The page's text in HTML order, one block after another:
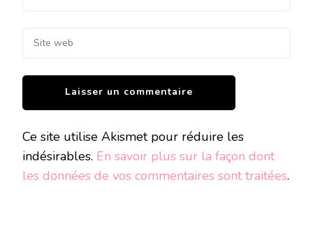
Ce site utilise Akismet pour réduire les
indésirables. En savoir plus sur la façon dont
les données de vos commentaires sont traitées.